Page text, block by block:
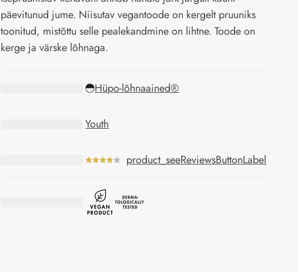
päevitunud jume. Niisutav vegantoode on kergelt pruuniks
toonitud, mistõttu selle pealekandmine on lihtne. Toode on
kerge ja värske lõhnaga.
Hüpo-lõhnaained®
Youth
product_seeReviewsButtonLabel